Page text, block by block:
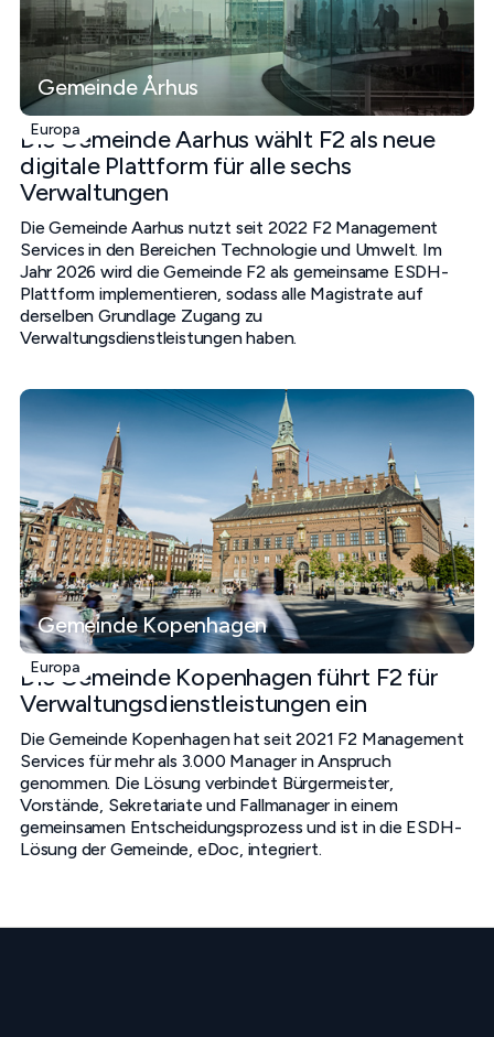
Gemeinde Århus
Europa
Die Gemeinde Aarhus wählt F2 als neue
digitale Plattform für alle sechs
Verwaltungen
Die Gemeinde Aarhus nutzt seit 2022 F2 Management
Services in den Bereichen Technologie und Umwelt. Im
Jahr 2026 wird die Gemeinde F2 als gemeinsame ESDH-
Plattform implementieren, sodass alle Magistrate auf
derselben Grundlage Zugang zu
Verwaltungsdienstleistungen haben.
Gemeinde Kopenhagen
Europa
Die Gemeinde Kopenhagen führt F2 für
Verwaltungsdienstleistungen ein
Die Gemeinde Kopenhagen hat seit 2021 F2 Management
Services für mehr als 3.000 Manager in Anspruch
genommen. Die Lösung verbindet Bürgermeister,
Vorstände, Sekretariate und Fallmanager in einem
gemeinsamen Entscheidungsprozess und ist in die ESDH-
Lösung der Gemeinde, eDoc, integriert.